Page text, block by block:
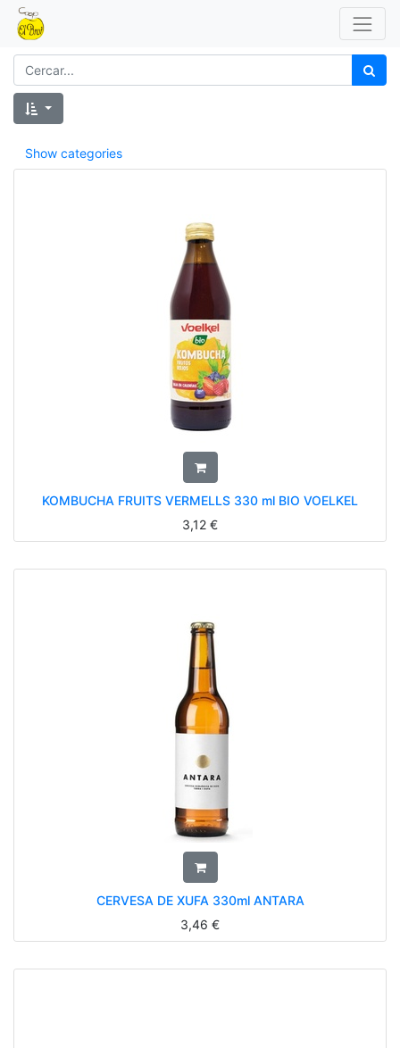
Show categories
KOMBUCHA FRUITS VERMELLS 330 ml BIO VOELKEL
3,12 €
CERVESA DE XUFA 330ml ANTARA
3,46 €